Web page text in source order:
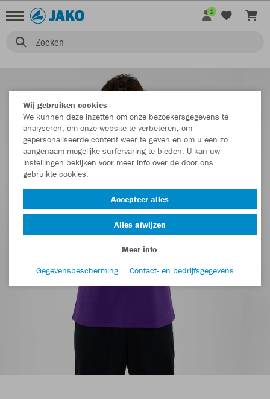
Zoeken
1
Wij gebruiken cookies
We kunnen deze inzetten om onze bezoekersgegevens te
analyseren, om onze website te verbeteren, om
gepersonaliseerde content weer te geven en om u een zo
aangenaam mogelijke surfervaring te bieden. U kan uw
instellingen bekijken voor meer info over de door ons
gebruikte cookies.
Accepteer alles
Alles afwijzen
Meer info
Gegevensbescherming
Contact- en bedrijfsgegevens